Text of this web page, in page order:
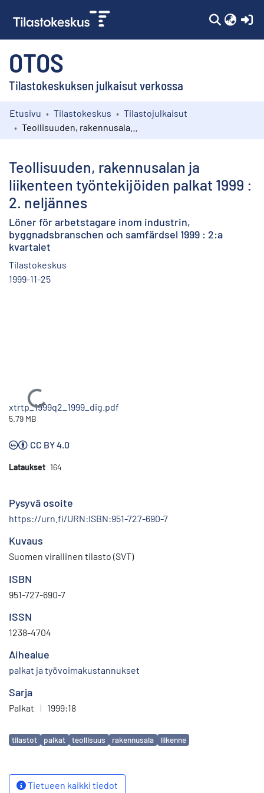
OTOS
Tilastokeskuksen julkaisut verkossa
Kokoelmat
Etusivu Tilastokeskus
Tilastojulkaisut
Teollisuuden, rakennusalan ja
liikenteen työntekijöiden palkat 1999 :
2. neljännes
Löner för arbetstagare inom industrin,
byggnadsbranschen och samfärdsel 1999 : 2:a
kvartalet
Tilastokeskus
1999-11-25
Ladataan...
xtrtp_1999q2_1999_dig.pdf
5.79 MB
CC BY 4.0
Lataukset 164
Pysyvä osoite
https://urn.fi/URN:ISBN:951-727-690-7
Kuvaus
Suomen virallinen tilasto (SVT)
ISBN
951-727-690-7
ISSN
1238-4704
Aihealue
palkat ja työvoimakustannukset
Sarja
Palkat | 1999:18
Avainsanat
tilastot palkat teollisuus rakennusala liikenne
Tietueen kaikki tiedot